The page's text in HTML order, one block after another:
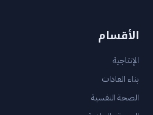
الأقسام
الإنتاجية
بناء العادات
الصحة النفسية